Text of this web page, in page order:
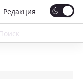
Редакция